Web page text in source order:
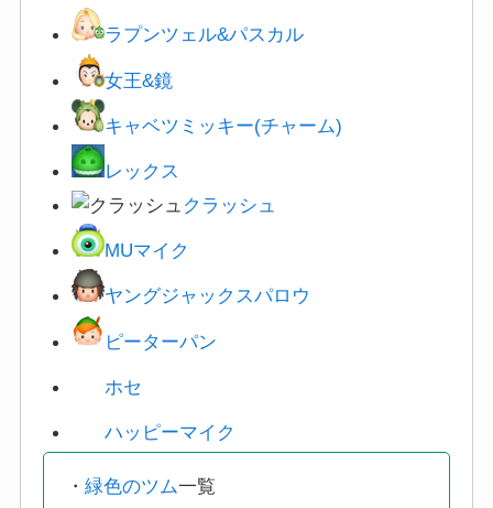
ラプンツェル&パスカル
女王&鏡
キャベツミッキー(チャーム)
レックス
クラッシュ
MUマイク
ヤングジャックスパロウ
ピーターパン
ハッピーマイク
・緑色のツム一覧